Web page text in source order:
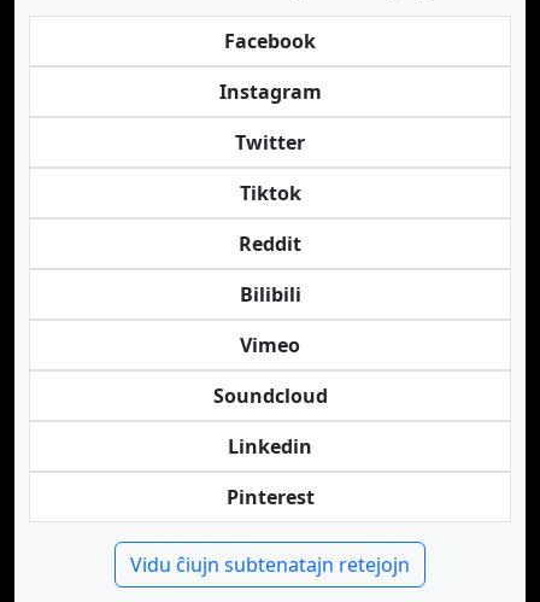
Facebook
Instagram
Twitter
Tiktok
Reddit
Bilibili
Vimeo
Soundcloud
Linkedin
Pinterest
Vidu ĉiujn subtenatajn retejojn